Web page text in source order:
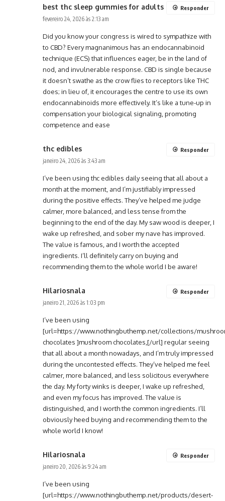
best thc sleep gummies for adults
fevereiro 24, 2026 às 2:13 am
Did you know your congress is wired to sympathize with
to CBD? Every magnanimous has an endocannabinoid
technique (ECS) that influences eager, be in the land of
nod, and invulnerable response. CBD is single because
it doesn’t swathe as the crow flies to receptors like THC
does; in lieu of, it encourages the centre to use its own
endocannabinoids more effectively. It’s like a tune-up in
compensation your biological signaling, promoting
competence and ease
Responder
thc edibles
janeiro 24, 2026 às 3:43 am
I’ve been using thc edibles daily seeing that all about a
month at the moment, and I’m justifiably impressed
during the positive effects. They’ve helped me judge
calmer, more balanced, and less tense from the
beginning to the end of the day. My saw wood is deeper, I
wake up refreshed, and sober my nave has improved.
The value is famous, and I worth the accepted
ingredients. I’ll definitely carry on buying and
recommending them to the whole world I be aware!
Responder
Hilariosnala
janeiro 21, 2026 às 1:03 pm
I’ve been using
[url=https://www.nothingbuthemp.net/collections/
chocolates ]mushroom chocolates,[/url] regular seeing
that all about a month nowadays, and I’m truly impressed
during the uncontested effects. They’ve helped me feel
calmer, more balanced, and less solicitous everywhere
the day. My forty winks is deeper, I wake up refreshed,
and even my focus has improved. The value is
distinguished, and I worth the common ingredients. I’ll
obviously heed buying and recommending them to the
whole world I know!
Responder
Hilariosnala
janeiro 20, 2026 às 9:24 am
I’ve been using
[url=https://www.nothingbuthemp.net/products/desert-
Responder